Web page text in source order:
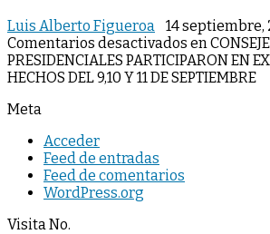
Luis Alberto Figueroa
14 septiembre,
Comentarios desactivados en
PRESIDENCIALES PARTICIPARON EN
HECHOS DEL 9,10 Y 11 DE SEPTIEMBRE
Meta
Acceder
Feed de entradas
Feed de comentarios
WordPress.org
Visita No.